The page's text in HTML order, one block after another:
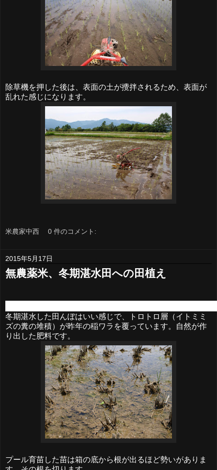
除草機を押した後は、表面の土が攪拌されるため、表面が
乱れた感じになります。
米農家中西 0 件のコメント:
2015年5月17日
無農薬米、冬期湛水田への田植え
冬期湛水した田んぼはいい感じで、トロトロ層（イトミミ
ズの糞の堆積）が昨年の稲ワラを覆っています。自然が作
り出した肥料です。
プール育苗した苗は箱の底から根が出るほど勢いがありま